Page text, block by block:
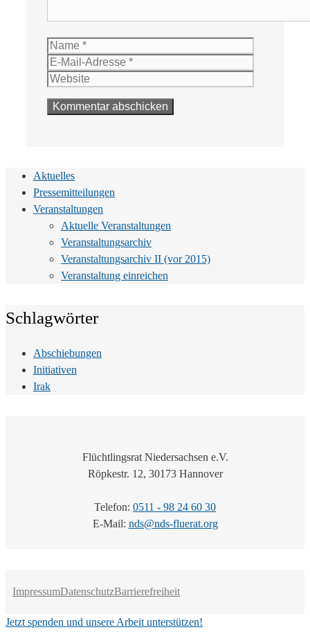
Name
Aktuelles
Pressemitteilungen
Veranstaltungen
Aktuelle Veranstaltungen
Veranstaltungsarchiv
Veranstaltungsarchiv II (vor 2015)
Veranstaltung einreichen
Schlagwörter
Abschiebungen
Initiativen
Irak
Flüchtlingsrat Niedersachsen e.V.
Röpkestr. 12, 30173 Hannover
Telefon: 0511 - 98 24 60 30
E-Mail: nds@nds-fluerat.org
ImpressumDatenschutzBarrierefreiheit
Jetzt spenden und unsere Arbeit unterstützen!